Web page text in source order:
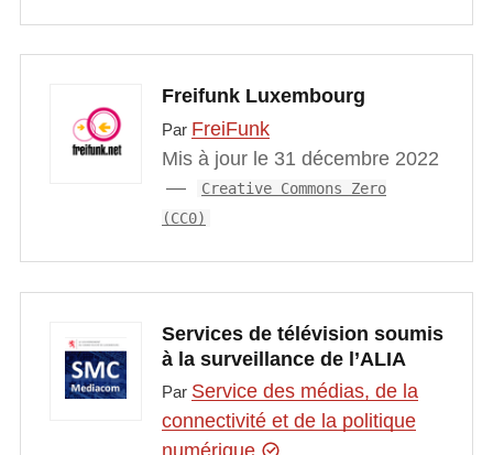
Freifunk Luxembourg
Par FreiFunk
Mis à jour le 31 décembre 2022
Creative Commons Zero
(CC0)
Services de télévision soumis
à la surveillance de l’ALIA
Par Service des médias, de la
connectivité et de la politique